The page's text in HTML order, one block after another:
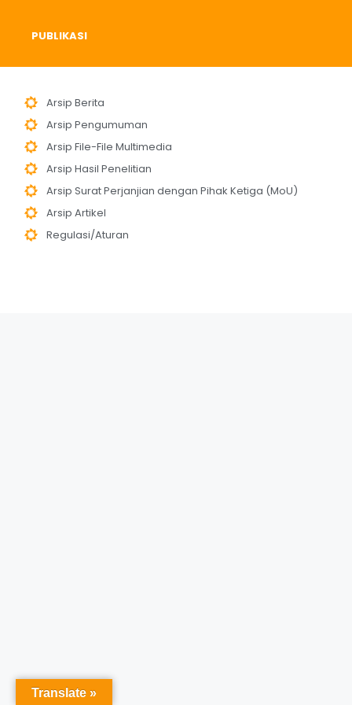
PUBLIKASI
Arsip Berita
Arsip Pengumuman
Arsip File-File Multimedia
Arsip Hasil Penelitian
Arsip Surat Perjanjian dengan Pihak Ketiga (MoU)
Arsip Artikel
Regulasi/Aturan
Translate »